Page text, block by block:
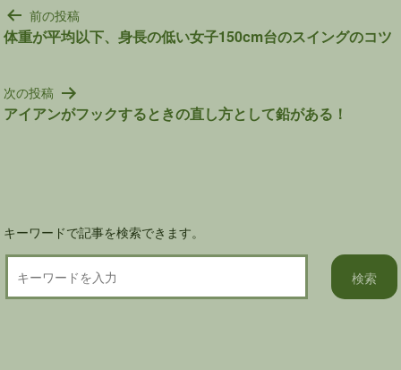
投
稿
ゲ
ー
前の投稿
体重が平均以下、身長の低い女子150cm台のスイングのコツ
次の投稿
アイアンがフックするときの直し方として鉛がある！
キーワードで記事を検索できます。